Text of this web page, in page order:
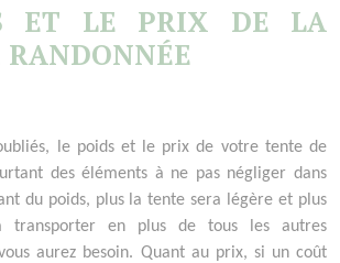
ET LE PRIX DE LA
RANDONNÉE
le poids et le prix de votre tente de
des éléments à ne pas négliger dans
du poids, plus la tente sera légère et plus
en plus de tous les autres
aurez besoin. Quant au prix, si un coût